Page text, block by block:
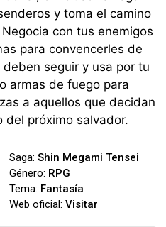
y toma el camino
con tus enemigos
para convencerles de
seguir y usa por tu
armas de fuego para
a aquellos que decidan
del próximo salvador.
Saga: Shin Megami Tensei
Género: RPG
Tema: Fantasía
Web oficial: Visitar